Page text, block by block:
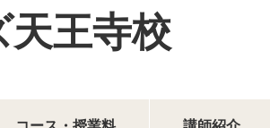
天王寺校